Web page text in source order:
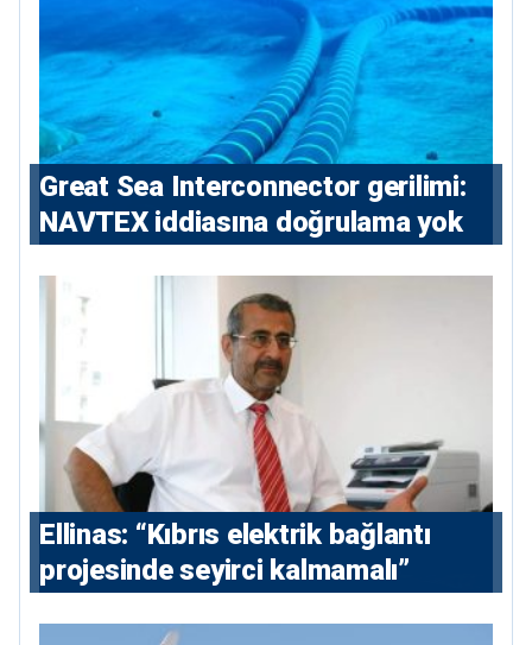
Great Sea Interconnector gerilimi:
NAVTEX iddiasına doğrulama yok
Ellinas: “Kıbrıs elektrik bağlantı
projesinde seyirci kalmamalı”